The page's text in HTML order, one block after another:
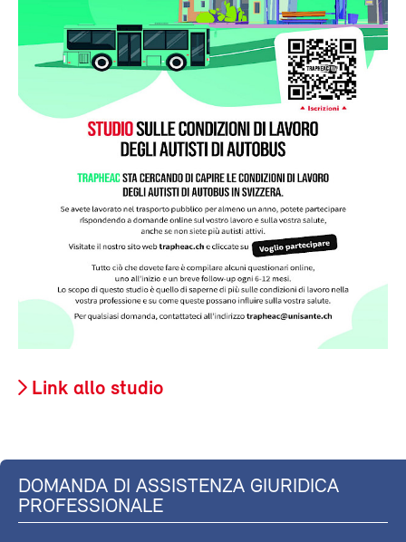
Link allo studio
DOMANDA DI ASSISTENZA GIURIDICA
PROFESSIONALE